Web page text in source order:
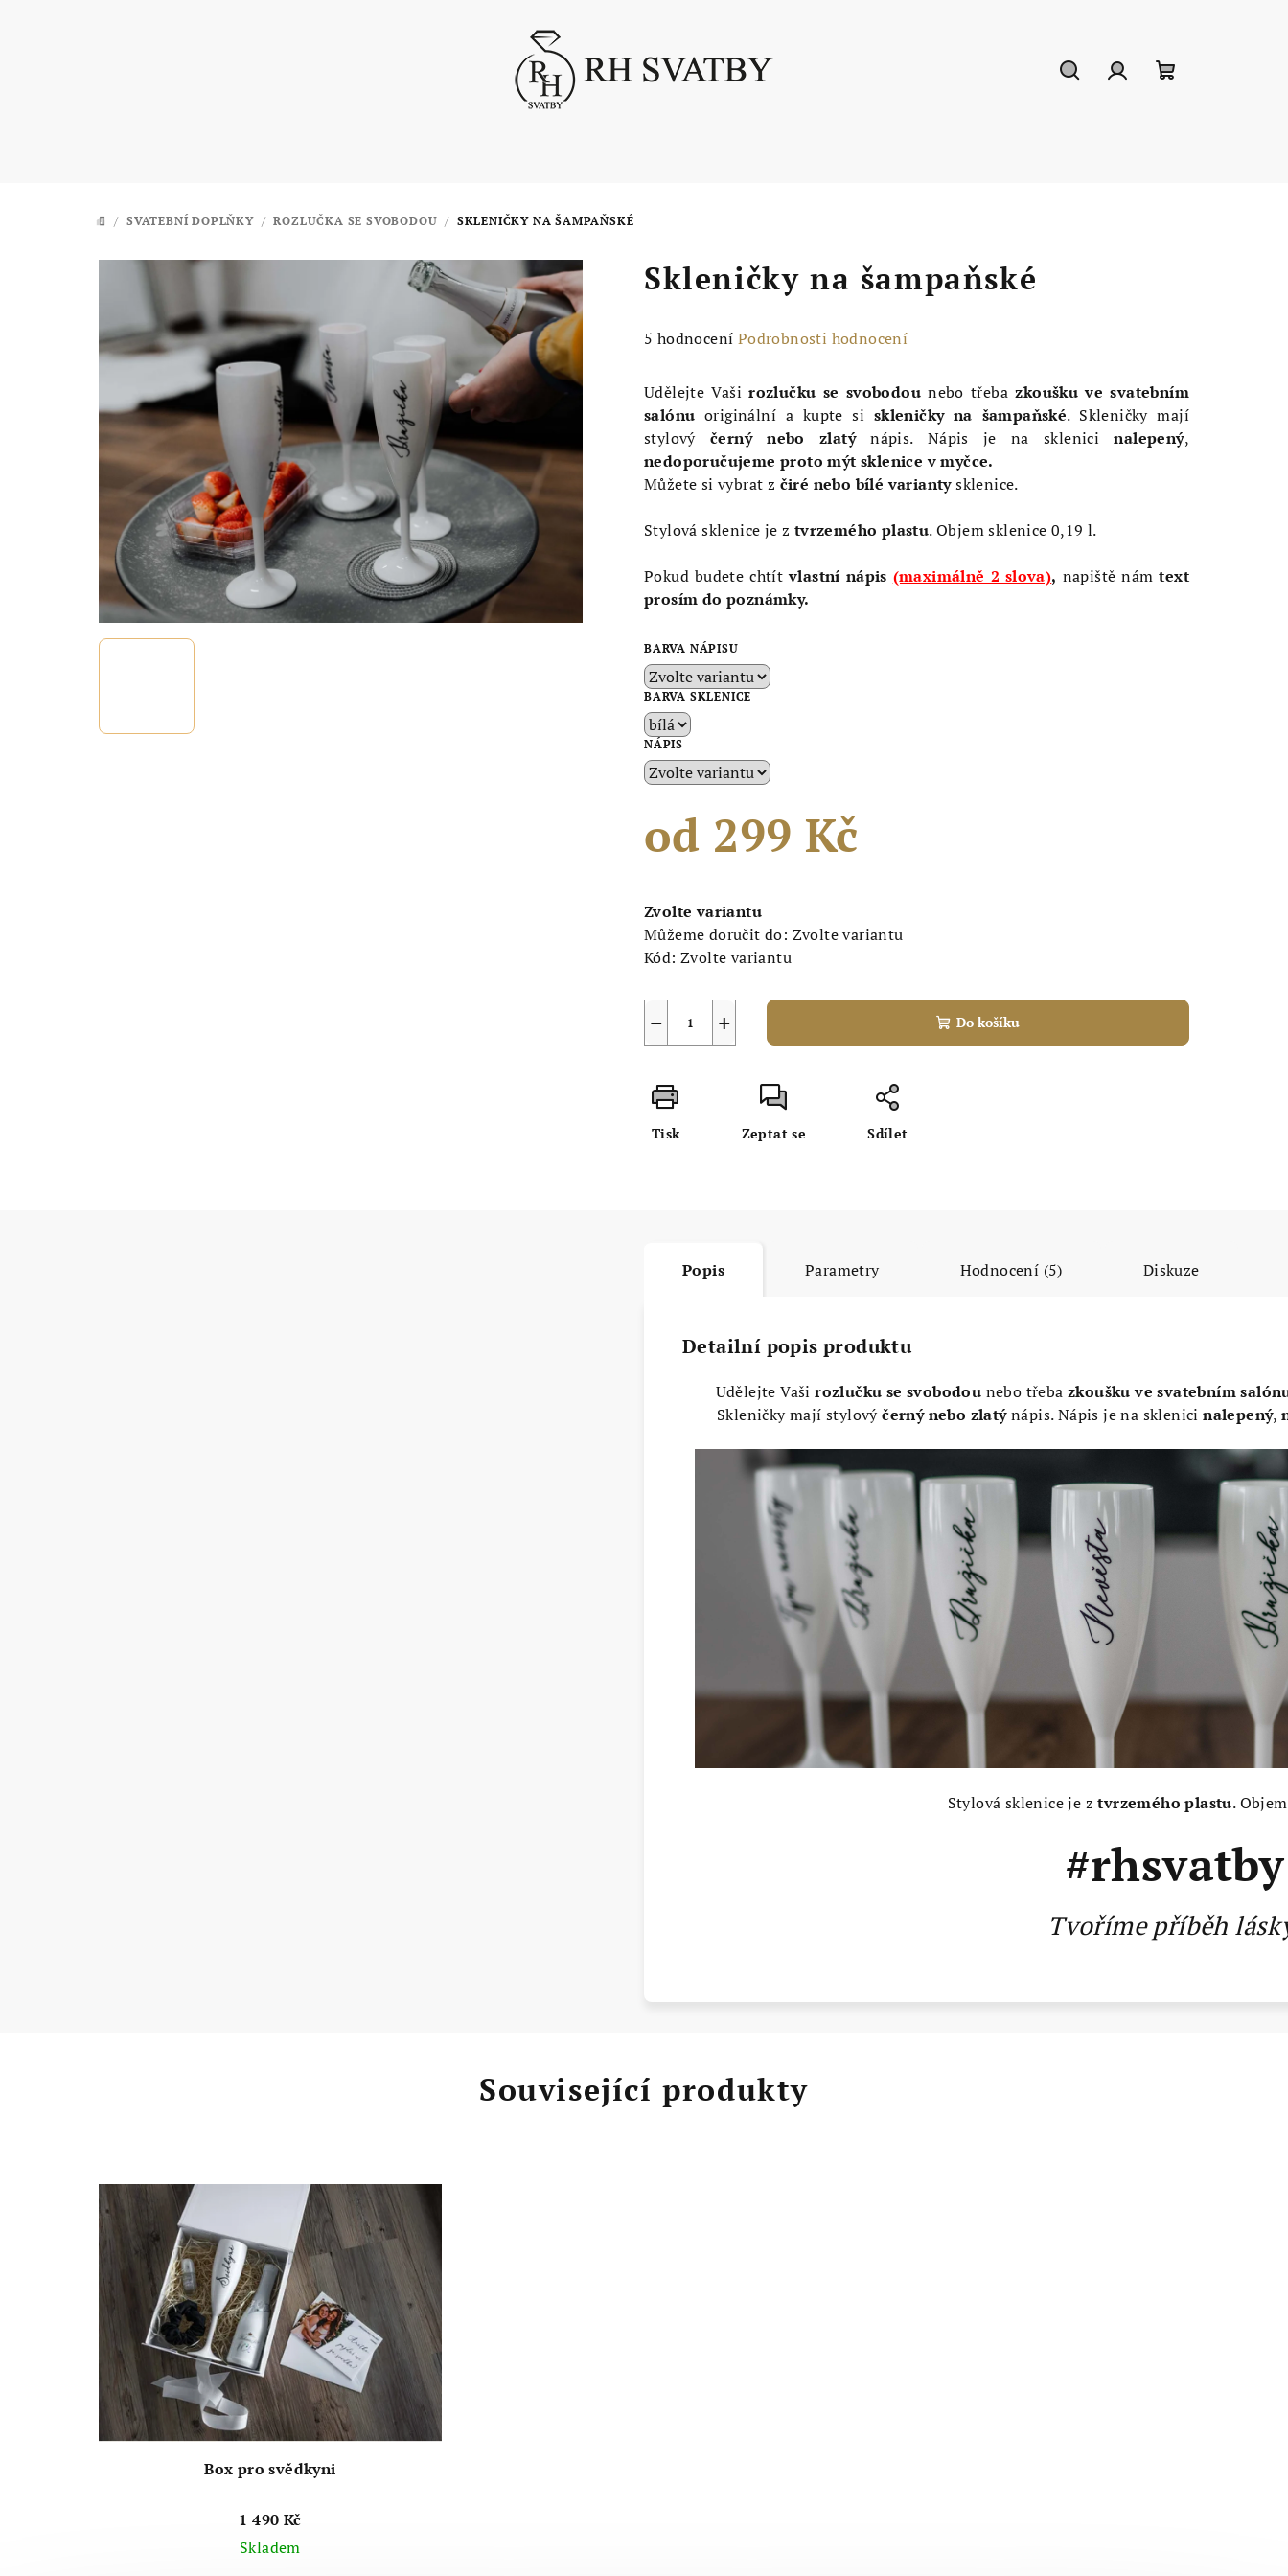
DOMŮ
/ SVATEBNÍ DOPLŇKY / ROZLUČKA SE SVOBODOU / SKLENIČKY NA ŠAMPAŇSKÉ
Skleničky na šampaňské
Průměrné
produktu
5,0
5
5 hodnocení Podrobnosti hodnocení
Udělejte Vaši rozlučku se svobodounebo třebazkoušku ve svatebním
salónu originální a kupte si skleničky na šampaňské. Skleničky mají
stylový černý nebo zlatýnápis. Nápis je na sklenicinalepený,
nedoporučujeme proto mýt sklenice v myčce.
Můžete si vybrat z čiré nebo bílévariantysklenice.
Stylová sklenice je z tvrzemého plastu. Objem sklenice 0,19 l.
Pokud budete chtítvlastní nápis (maximálně 2 slova), napiště námtext
prosím do poznámky.
BARVA NÁPISU
BARVA SKLENICE
NÁPIS
od 299 Kč
cena:
Zvolte variantu
Můžeme doručit do: Zvolte variantu
Kód: Zvolte variantu
+
− Do košíku
Tisk Zeptat se Sdílet
Popis Parametry Hodnocení (5) Diskuze
Detailní popis produktu
Udělejte Vaši rozlučku se svobodou nebo třebazkoušku ve svatebním
Skleničky mají stylovýčerný nebo zlatýnápis. Nápis je na sklenicinalepený,
Stylová sklenice je ztvrzemého plastu.
#rhsvatby
Tvoříme příběh
Související produkty
Box pro svědkyni
1 490 Kč
Skladem